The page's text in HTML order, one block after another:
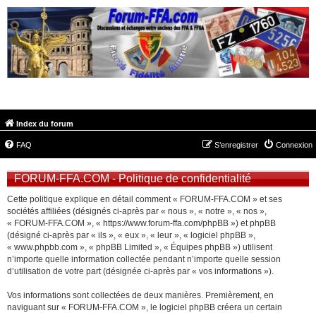
Index du forum
FAQ Connexion
S’enregistrer
FORUM-FFA.COM - Politique de confidentialité
Cette politique explique en détail comment « FORUM-FFA.COM » et ses
sociétés affiliées (désignés ci-après par « nous », « notre », « nos »,
« FORUM-FFA.COM », « https://www.forum-ffa.com/phpBB ») et phpBB
(désigné ci-après par « ils », « eux », « leur », « logiciel phpBB »,
« www.phpbb.com », « phpBB Limited », « Équipes phpBB ») utilisent
n’importe quelle information collectée pendant n’importe quelle session
d’utilisation de votre part (désignée ci-après par « vos informations »).
Vos informations sont collectées de deux manières. Premièrement, en
naviguant sur « FORUM-FFA.COM », le logiciel phpBB créera un certain